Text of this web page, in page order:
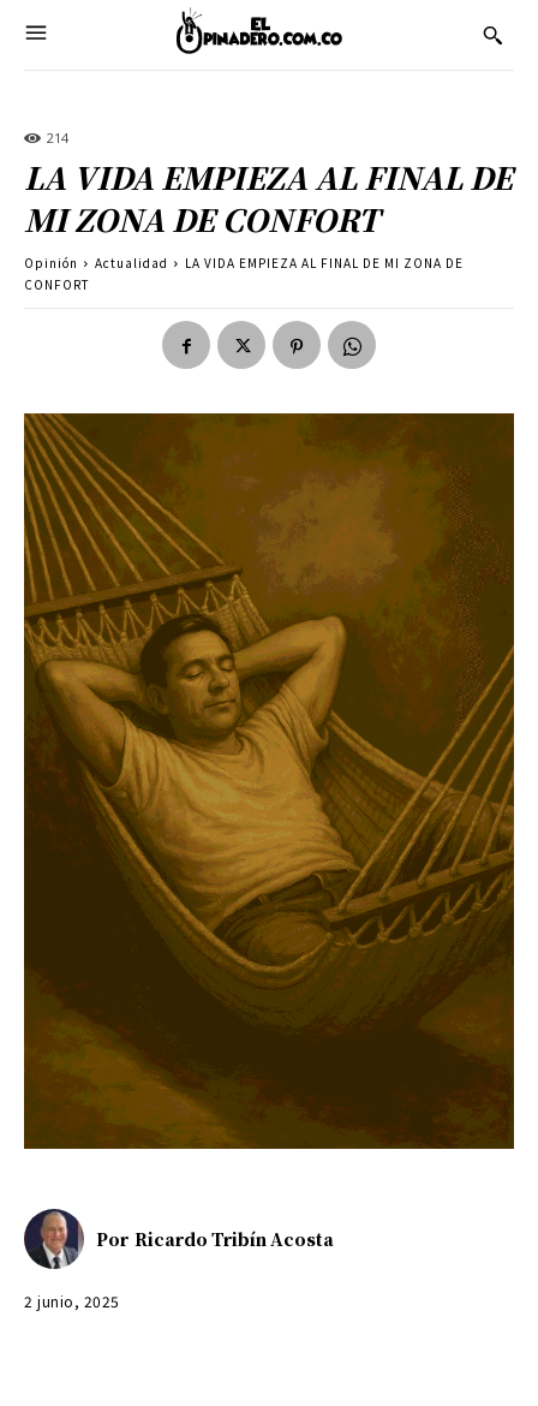
214
LA VIDA EMPIEZA AL FINAL DE
MI ZONA DE CONFORT
Opinión Actualidad
LA VIDA EMPIEZA AL FINAL DE MI ZONA DE
CONFORT
Por Ricardo Tribín Acosta
2 junio, 2025